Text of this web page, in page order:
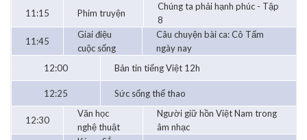
11:15 Phim truyện
Chúng ta phải hạnh phúc - Tập
8
11:45
Giai điệu
cuộc sống
Câu chuyện bài ca: Cô Tấm
ngày nay
12:00
Bản tin tiếng Việt 12h
12:25 Sức sống thể thao
12:30
Văn học
nghệ thuật
Người giữ hồn Việt Nam trong
âm nhạc